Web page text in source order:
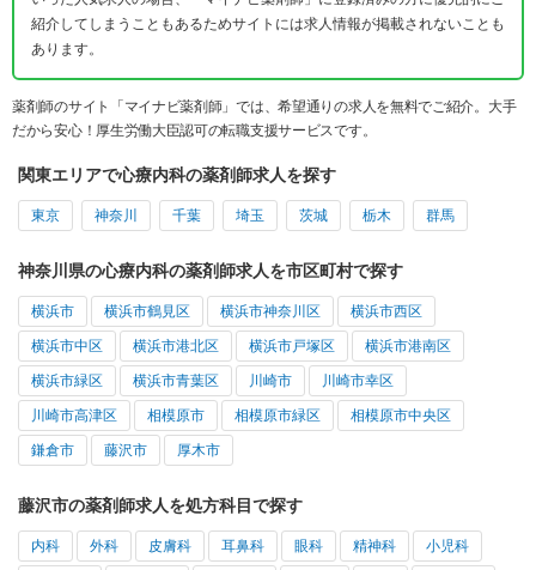
紹介してしまうこともあるためサイトには求人情報が掲載されないことも
あります。
薬剤師のサイト「マイナビ薬剤師」では、希望通りの求人を無料でご紹介。大手
だから安心！厚生労働大臣認可の転職支援サービスです。
関東エリアで心療内科の薬剤師求人を探す
東京 神奈川 千葉 埼玉 茨城 栃木 群馬
神奈川県の心療内科の薬剤師求人を市区町村で探す
横浜市 横浜市鶴見区 横浜市神奈川区 横浜市西区
横浜市中区 横浜市港北区 横浜市戸塚区 横浜市港南区
横浜市緑区 横浜市青葉区 川崎市 川崎市幸区
川崎市高津区 相模原市 相模原市緑区 相模原市中央区
鎌倉市 藤沢市 厚木市
藤沢市の薬剤師求人を処方科目で探す
内科 外科 皮膚科 耳鼻科 眼科 精神科 小児科